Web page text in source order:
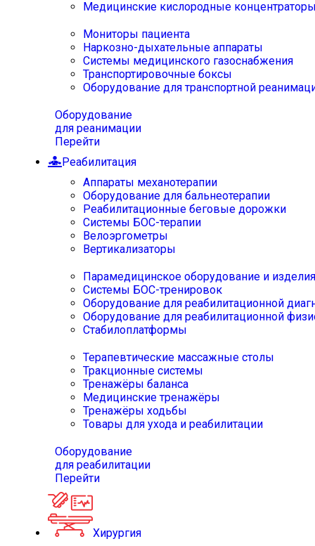
Медицинские кислородные
Мониторы пациента
Наркозно-дыхательные аппараты
Системы медицинского газоснабжения
Транспортировочные боксы
Оборудование для транспортной
Оборудование
для реанимации
Перейти
Реабилитация
Аппараты механотерапии
Оборудование для бальнеотерапии
Реабилитационные беговые дорожки
Системы БОС-терапии
Велоэргометры
Вертикализаторы
Парамедицинское оборудование и изделия
Системы БОС-тренировок
Оборудование для реабилитационной
Оборудование для реабилитационной
Стабилоплатформы
Терапевтические массажные столы
Тракционные системы
Тренажёры баланса
Медицинские тренажёры
Тренажёры ходьбы
Товары для ухода и реабилитации
Оборудование
для реабилитации
Перейти
Хирургия